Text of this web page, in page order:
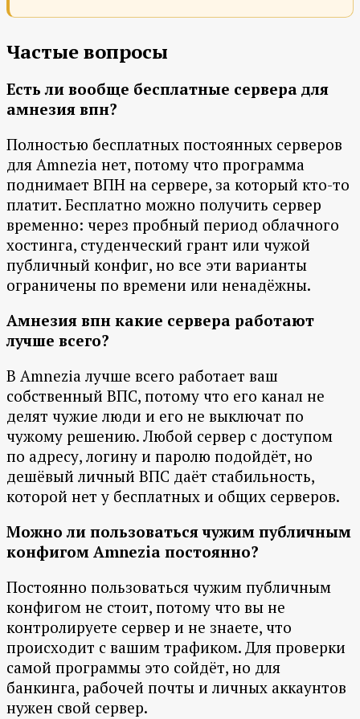
Частые вопросы
Есть ли вообще бесплатные сервера для
амнезия впн?
Полностью бесплатных постоянных серверов
для Amnezia нет, потому что программа
поднимает ВПН на сервере, за который кто-то
платит. Бесплатно можно получить сервер
временно: через пробный период облачного
хостинга, студенческий грант или чужой
публичный конфиг, но все эти варианты
ограничены по времени или ненадёжны.
Амнезия впн какие сервера работают
лучше всего?
В Amnezia лучше всего работает ваш
собственный ВПС, потому что его канал не
делят чужие люди и его не выключат по
чужому решению. Любой сервер с доступом
по адресу, логину и паролю подойдёт, но
дешёвый личный ВПС даёт стабильность,
которой нет у бесплатных и общих серверов.
Можно ли пользоваться чужим публичным
конфигом Amnezia постоянно?
Постоянно пользоваться чужим публичным
конфигом не стоит, потому что вы не
контролируете сервер и не знаете, что
происходит с вашим трафиком. Для проверки
самой программы это сойдёт, но для
банкинга, рабочей почты и личных аккаунтов
нужен свой сервер.